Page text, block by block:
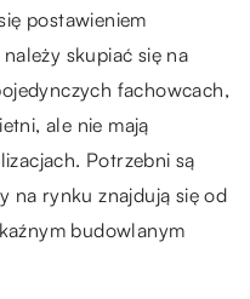
postawieniem
skupiać się na
fachowcach,
ale nie mają
Potrzebni są
na rynku znajdują się od
budowlanym